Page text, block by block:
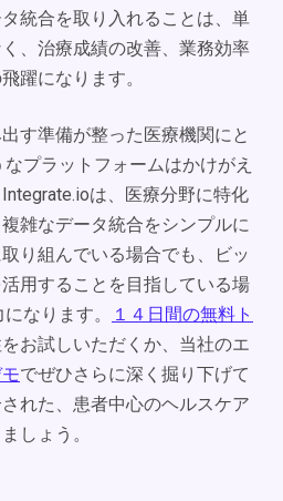
統合を取り入れることは、単
、治療成績の改善、業務効率
躍になります。
す準備が整った医療機関にと
プラットフォームはかけがえ
は、医療分野に特化
雑なデータ統合をシンプルに
り組んでいる場合でも、ビッ
用することを目指している場
なります。
１４日間の無料ト
お試しいただくか、当社のエ
でぜひさらに深く掘り下げて
れた、患者中心のヘルスケア
しょう。